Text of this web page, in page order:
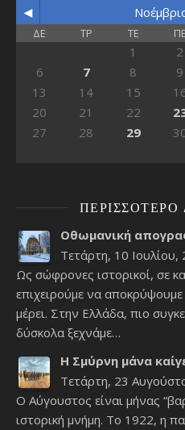
◄
ΔΕ ΤΡ ΤΕ ΠΕ
1 2
6
7 8 9
13
14 15
20
21 22
27
28 29
Οθωμανική
Τετάρτη, 10 Ιουλίου,
Ως σώφρονες ιστορικοί, σε
επιχειρούμε να
μέρει. Στην Ελλάδα, πιο
δύσκολα ξεχνάμε…
Η Σμύρνη μάνα
Τετάρτη, 23
Ο Αύγουστος είναι μήνας
ιστορική μνήμη. Το 1922, η